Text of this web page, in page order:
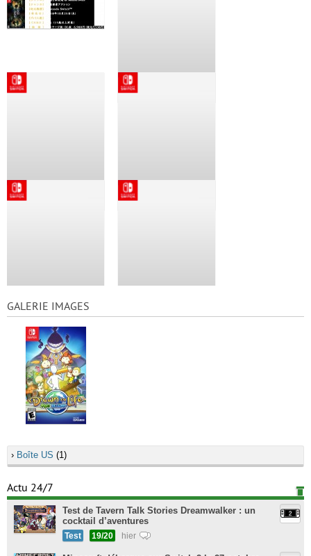
GALERIE IMAGES
› Boîte US (1)
Actu 24/7
Test de Tavern Talk Stories Dreamwalker : un
cocktail d’aventures
Test 19/20 hier